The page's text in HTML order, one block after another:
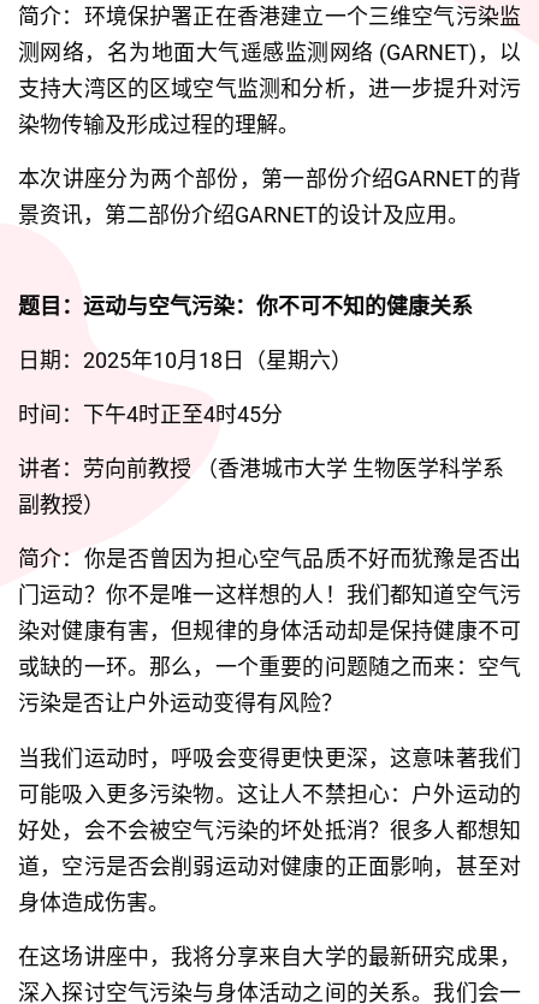
简介：环境保护署正在香港建立一个三维空气污染监
测网络，名为地面大气遥感监测网络 (GARNET)，以
支持大湾区的区域空气监测和分析，进一步提升对污
染物传输及形成过程的理解。
本次讲座分为两个部份，第一部份介绍GARNET的背
景资讯，第二部份介绍GARNET的设计及应用。
题目：运动与空气污染：你不可不知的健康关系
日期：2025年10月18日（星期六）
时间：下午4时正至4时45分
讲者：劳向前教授 （香港城市大学 生物医学科学系
副教授）
简介：你是否曾因为担心空气品质不好而犹豫是否出
门运动？你不是唯一这样想的人！我们都知道空气污
染对健康有害，但规律的身体活动却是保持健康不可
或缺的一环。那么，一个重要的问题随之而来：空气
污染是否让户外运动变得有风险？
当我们运动时，呼吸会变得更快更深，这意味著我们
可能吸入更多污染物。这让人不禁担心：户外运动的
好处，会不会被空气污染的坏处抵消？很多人都想知
道，空污是否会削弱运动对健康的正面影响，甚至对
身体造成伤害。
在这场讲座中，我将分享来自大学的最新研究成果，
深入探讨空气污染与身体活动之间的关系。我们会一